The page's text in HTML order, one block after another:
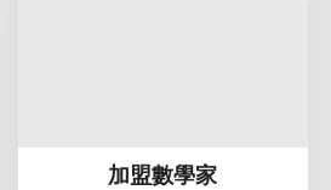
加盟數學家